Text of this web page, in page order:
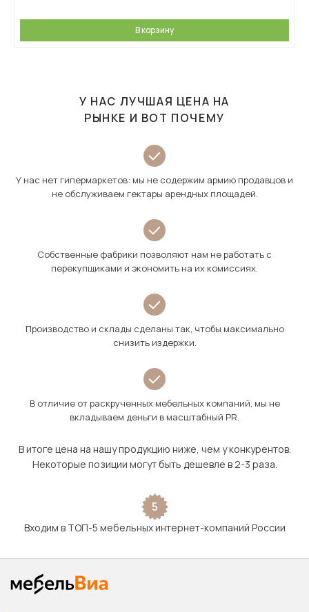
В корзину
У НАС ЛУЧШАЯ ЦЕНА НА
РЫНКЕ И ВОТ ПОЧЕМУ
У нас нет гипермаркетов: мы не содержим армию продавцов и
не обслуживаем гектары арендных площадей.
Собственные фабрики позволяют нам не работать с
перекупщиками и экономить на их комиссиях.
Производство и склады сделаны так, чтобы максимально
снизить издержки.
В отличие от раскрученных мебельных компаний, мы не
вкладываем деньги в масштабный PR.
В итоге цена на нашу продукцию ниже, чем у конкурентов.
Некоторые позиции могут быть дешевле в 2-3 раза.
5
Входим в ТОП-5 мебельных интернет-компаний России